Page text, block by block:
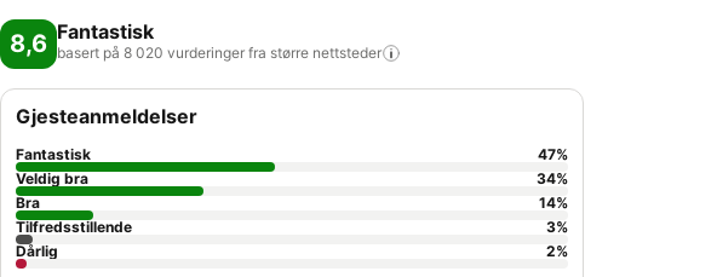
8,6 Fantastisk
basert på 8 020 vurderinger fra større nettsteder
Gjesteanmeldelser
Fantastisk 47%
Veldig bra
34%
Bra
14%
Tilfredsstillende
3%
Dårlig
2%